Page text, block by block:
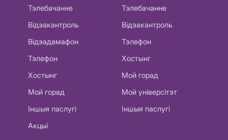
Тэлебачанне
Відэакантроль
Відэадамафон
Тэлефон
Хостынг
Мой горад
Іншыя паслугі
Акцыі
Тэлебачанне
Відэакантроль
Тэлефон
Хостынг
Мой горад
Мой універсітэт
Іншыя паслугі